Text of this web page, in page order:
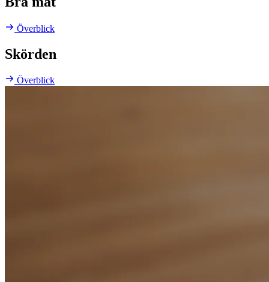
Överblick
Skörden
Överblick